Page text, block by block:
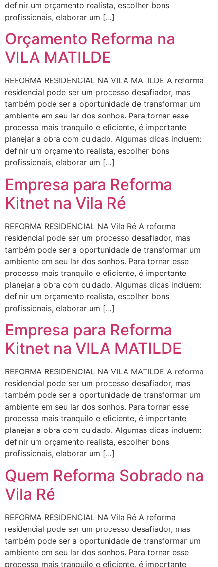
definir um orçamento realista, escolher bons
profissionais, elaborar um […]
Orçamento Reforma na
VILA MATILDE
REFORMA RESIDENCIAL NA VILA MATILDE A reforma
residencial pode ser um processo desafiador, mas
também pode ser a oportunidade de transformar um
ambiente em seu lar dos sonhos. Para tornar esse
processo mais tranquilo e eficiente, é importante
planejar a obra com cuidado. Algumas dicas incluem:
definir um orçamento realista, escolher bons
profissionais, elaborar um […]
Empresa para Reforma
Kitnet na Vila Ré
REFORMA RESIDENCIAL NA Vila Ré A reforma
residencial pode ser um processo desafiador, mas
também pode ser a oportunidade de transformar um
ambiente em seu lar dos sonhos. Para tornar esse
processo mais tranquilo e eficiente, é importante
planejar a obra com cuidado. Algumas dicas incluem:
definir um orçamento realista, escolher bons
profissionais, elaborar um […]
Empresa para Reforma
Kitnet na VILA MATILDE
REFORMA RESIDENCIAL NA VILA MATILDE A reforma
residencial pode ser um processo desafiador, mas
também pode ser a oportunidade de transformar um
ambiente em seu lar dos sonhos. Para tornar esse
processo mais tranquilo e eficiente, é importante
planejar a obra com cuidado. Algumas dicas incluem:
definir um orçamento realista, escolher bons
profissionais, elaborar um […]
Quem Reforma Sobrado na
Vila Ré
REFORMA RESIDENCIAL NA Vila Ré A reforma
residencial pode ser um processo desafiador, mas
também pode ser a oportunidade de transformar um
ambiente em seu lar dos sonhos. Para tornar esse
processo mais tranquilo e eficiente, é importante